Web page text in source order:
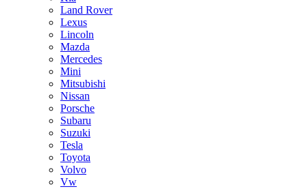
Land Rover
Lexus
Lincoln
Mazda
Mercedes
Mini
Mitsubishi
Nissan
Porsche
Subaru
Suzuki
Tesla
Toyota
Volvo
Vw